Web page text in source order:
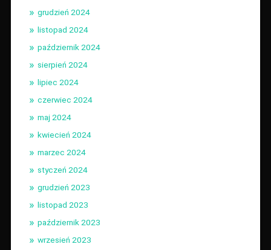
grudzień 2024
listopad 2024
październik 2024
sierpień 2024
lipiec 2024
czerwiec 2024
maj 2024
kwiecień 2024
marzec 2024
styczeń 2024
grudzień 2023
listopad 2023
październik 2023
wrzesień 2023